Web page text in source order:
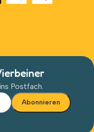
Postfach.